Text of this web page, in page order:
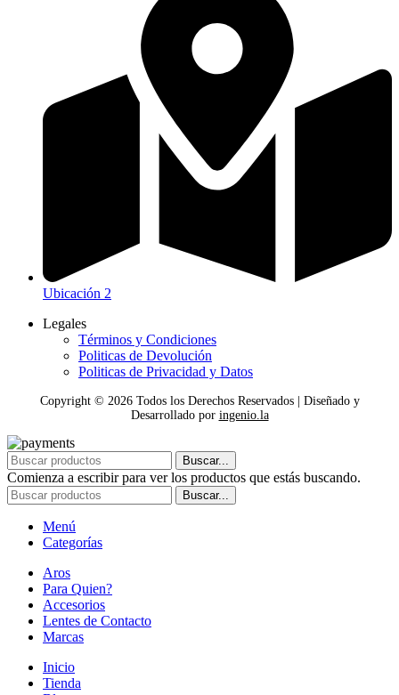
Ubicación 2
Legales
Términos y Condiciones
Politicas de Devolución
Politicas de Privacidad y Datos
Copyright © 2026Todos los Derechos Reservados | Diseñado y
Desarrollado por ingenio.la
Buscar...
Comienza a escribir para ver los productos que estás buscando.
Buscar...
Menú
Categorías
Aros
Para Quien?
Accesorios
Lentes de Contacto
Marcas
Inicio
Tienda